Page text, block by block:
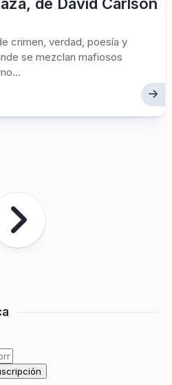
crimen, verdad, poesía y
se mezclan mafiosos